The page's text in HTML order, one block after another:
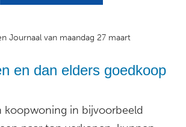
Journaal van maandag 27 maart
en dan elders goedkoop
koopwoning in bijvoorbeeld